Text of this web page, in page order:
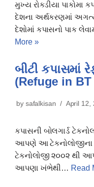
મુખ્ય રોકડીયા
દેશના અર્થકરણમાં
દેશોમાં કપાસનો પાક
More »
બીટી કપાસમાં
(Refuge in
by safalkisan April 12,
કપાસની બોલગાર્ડ
આપણે આ ટેકનોલોજીના
ટેકનોલોજી ૨૦૦૨ થી
આપણા ખંભેથી… Read